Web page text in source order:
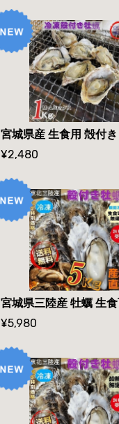
¥2,480
¥5,980